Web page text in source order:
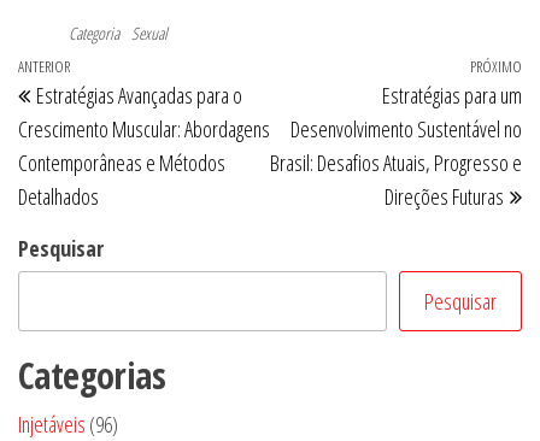
Categoria Sexual
Navegação
de
Post
Post
anterior
ANTERIOR
Estratégias Avançadas para o
Crescimento Muscular: Abordagens
Contemporâneas e Métodos
Detalhados
PRÓXIMO
Estratégias para um
Desenvolvimento Sustentável no
Brasil: Desafios Atuais, Progresso e
Direções Futuras
Pesquisar
Pesquisar
Categorias
Injetáveis 9696